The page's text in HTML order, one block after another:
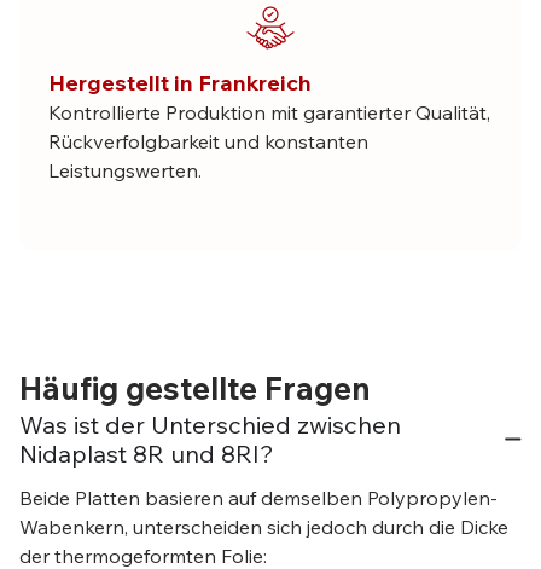
Hergestellt in Frankreich
Kontrollierte Produktion mit garantierter Qualität,
Rückverfolgbarkeit und konstanten
Leistungswerten.
Häufig gestellte Fragen
Was ist der Unterschied zwischen
Nidaplast 8R und 8RI?
Beide Platten basieren auf demselben Polypropylen-
Wabenkern, unterscheiden sich jedoch durch die Dicke
der thermogeformten Folie: